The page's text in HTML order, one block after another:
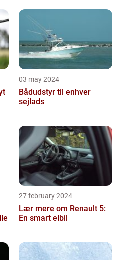
03 may 2024
Bådudstyr til enhver
sejlads
27 february 2024
Lær mere om Renault 5:
En smart elbil